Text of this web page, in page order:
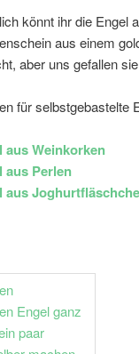
könnt ihr die Engel
aus einem
aber uns gefallen
für selbstgebastelte
aus Weinkorken
aus Perlen
aus